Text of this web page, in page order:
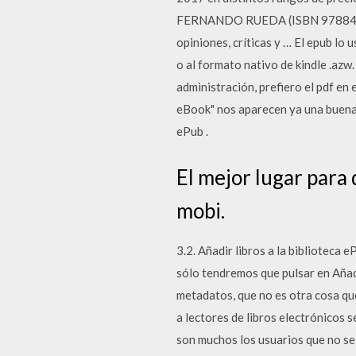
FERNANDO RUEDA (ISBN
opiniones, críticas y … El epub lo
o al formato nativo de kindle
administración, prefiero el pdf en
eBook" nos aparecen ya una
ePub .
El mejor lugar para
mobi.
3.2. Añadir libros a la biblioteca
sólo tendremos que pulsar en
metadatos, que no es otra cosa
a lectores de libros electrónicos
son muchos los usuarios que no